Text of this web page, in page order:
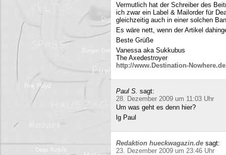
Vermutlich hat der Schreiber des
ich zwar ein Label & Mailorder für
gleichzeitig auch in einer solchen
Es wäre nett, wenn der Artikel
Beste Grüße
Vanessa aka Sukkubus
The Axedestroyer
http://www.Destination-Nowhere.de
Paul S. sagt:
28. Dezember 2009 um 11:03 Uhr
Um was geht es denn hier?
lg Paul
Redaktion hueckwagazin.de sagt:
23. Dezember 2009 um 23:46 Uhr